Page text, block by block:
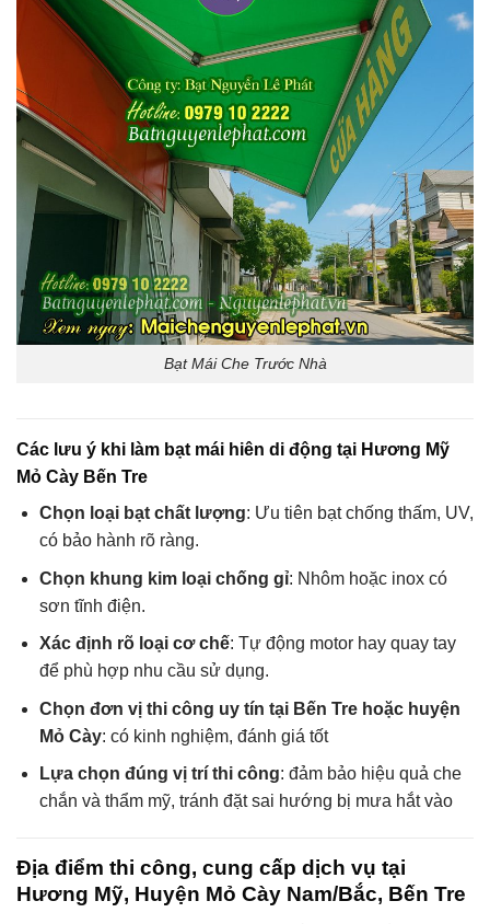
Bạt Mái Che Trước Nhà
Các lưu ý khi làm bạt mái hiên di động tại Hương Mỹ
Mỏ Cày Bến Tre
Chọn loại bạt chất lượng: Ưu tiên bạt chống thấm, UV,
có bảo hành rõ ràng.
Chọn khung kim loại chống gỉ: Nhôm hoặc inox có
sơn tĩnh điện.
Xác định rõ loại cơ chế: Tự động motor hay quay tay
để phù hợp nhu cầu sử dụng.
Chọn đơn vị thi công uy tín tại Bến Tre hoặc huyện
Mỏ Cày: có kinh nghiệm, đánh giá tốt
Lựa chọn đúng vị trí thi công: đảm bảo hiệu quả che
chắn và thẩm mỹ, tránh đặt sai hướng bị mưa hắt vào
Địa điểm thi công, cung cấp dịch vụ tại
Hương Mỹ, Huyện Mỏ Cày Nam/Bắc, Bến Tre